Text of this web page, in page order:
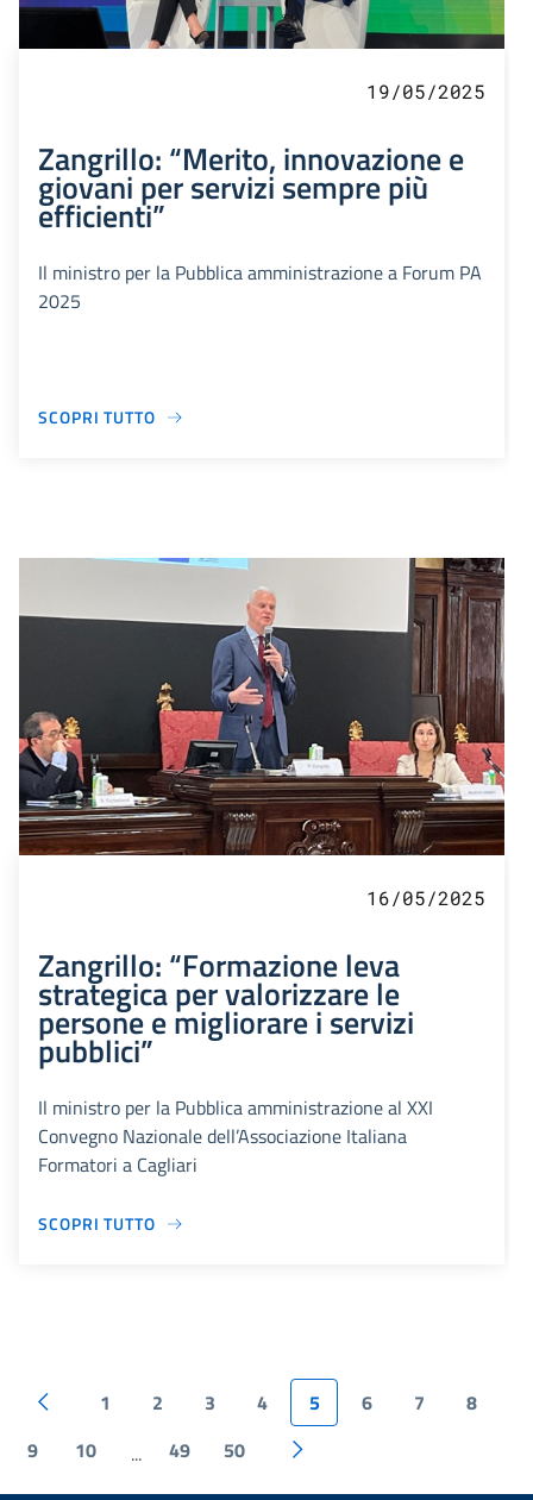
19/05/2025
Zangrillo: “Merito, innovazione e
giovani per servizi sempre più
efficienti”
Il ministro per la Pubblica amministrazione a Forum PA
2025
SCOPRI TUTTO
16/05/2025
Zangrillo: “Formazione leva
strategica per valorizzare le
persone e migliorare i servizi
pubblici”
Il ministro per la Pubblica amministrazione al XXI
Convegno Nazionale dell’Associazione Italiana
Formatori a Cagliari
SCOPRI TUTTO
1 2 3 4 5 6 7
8
9
10 ... 49 50